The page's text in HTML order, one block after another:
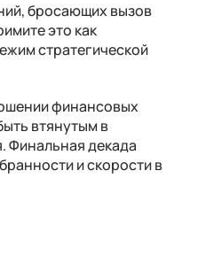
бросающих вызов
это как
стратегической
финансовых
втянутым в
Финальная декада
и скорости в